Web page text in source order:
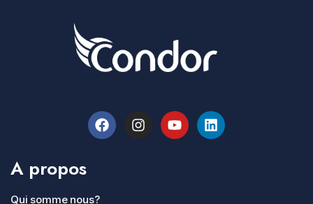
A propos
Qui somme nous?